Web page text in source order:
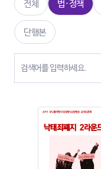
전체 법·정책
단행본